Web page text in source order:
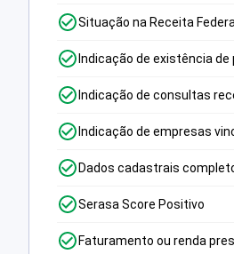
Situação na Receita Federal
Indicação de existência
Indicação de consultas
Indicação de empresas
Dados cadastrais
Serasa Score Positivo
Faturamento ou renda